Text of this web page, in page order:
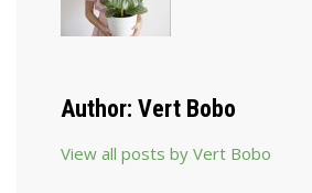
Author: Vert Bobo
View all posts by Vert Bobo